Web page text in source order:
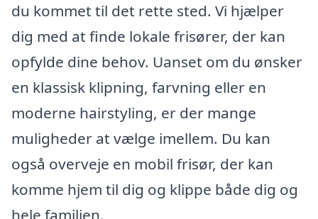
du kommet til det rette sted. Vi hjælper
dig med at finde lokale frisører, der kan
opfylde dine behov. Uanset om du ønsker
en klassisk klipning, farvning eller en
moderne hairstyling, er der mange
muligheder at vælge imellem. Du kan
også overveje en mobil frisør, der kan
komme hjem til dig og klippe både dig og
hele familien.